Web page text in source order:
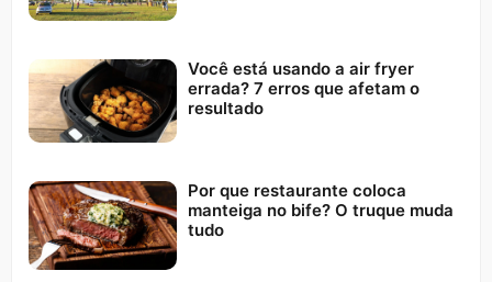
Você está usando a air fryer
errada? 7 erros que afetam o
resultado
Por que restaurante coloca
manteiga no bife? O truque muda
tudo